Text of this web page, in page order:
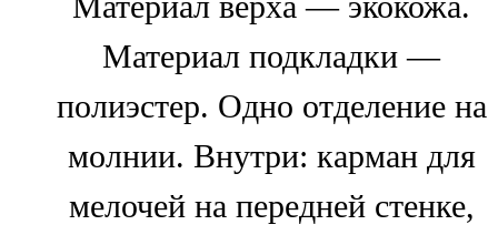
Материал подкладки —
полиэстер. Одно отделение на
молнии. Внутри: карман для
мелочей на передней стенке,